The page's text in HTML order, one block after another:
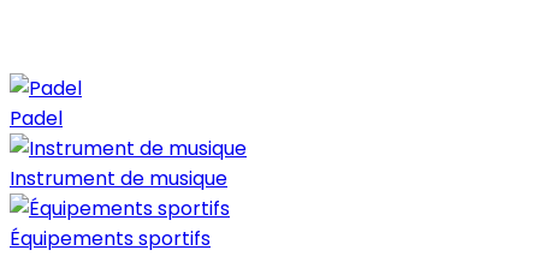
Padel
Instrument de musique
Équipements sportifs